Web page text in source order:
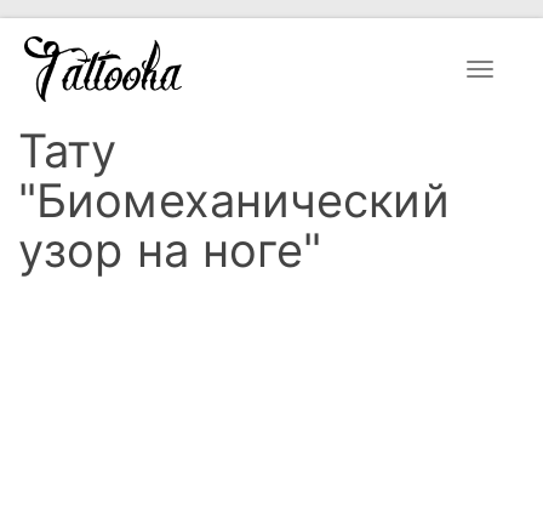
Toggle
Тату
"Биомеханический
узор на ноге"